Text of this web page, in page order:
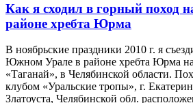
Как я сходил в горный поход
районе хребта Юрма
В ноябрьские праздники 2010 г. я
Южном Урале в районе хребта Юрма
«Таганай», в Челябинской области.
клубом «Уральские тропы», г.
Златоуста, Челябинской обл.